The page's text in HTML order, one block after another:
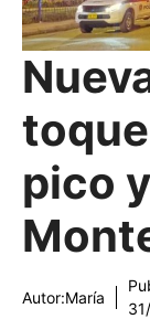
pico
Autor:María